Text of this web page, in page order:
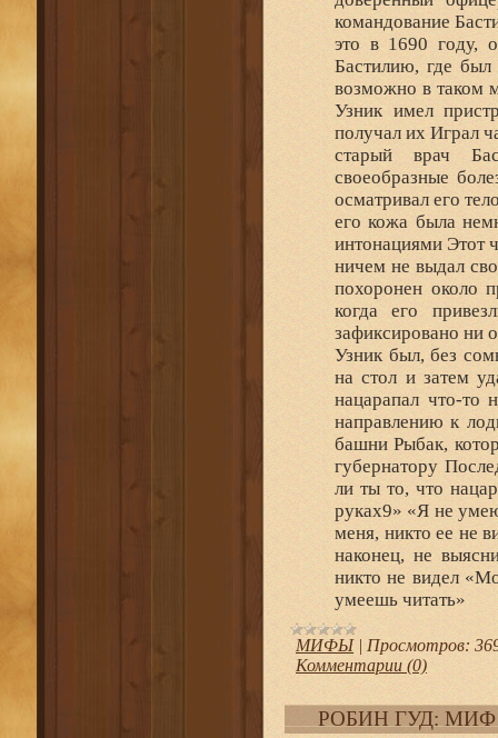
командование
это в 1690 году,
Бастилию, где был
возможно в таком
Узник имел
получал их Играл
старый врач
своеобразные
осматривал его
его кожа была
интонациями Этот
ничем не выдал
похоронен около
когда его
зафиксировано ни
Узник был, без
на стол и затем
нацарапал что-то
направлению к
башни Рыбак,
губернатору
ли ты то, что
руках9» «Я не
меня, никто ее не
наконец, не
никто не видел
умеешь читать»
МИФЫ| Просмотров:
Комментарии (0)
РОБИН ГУД: